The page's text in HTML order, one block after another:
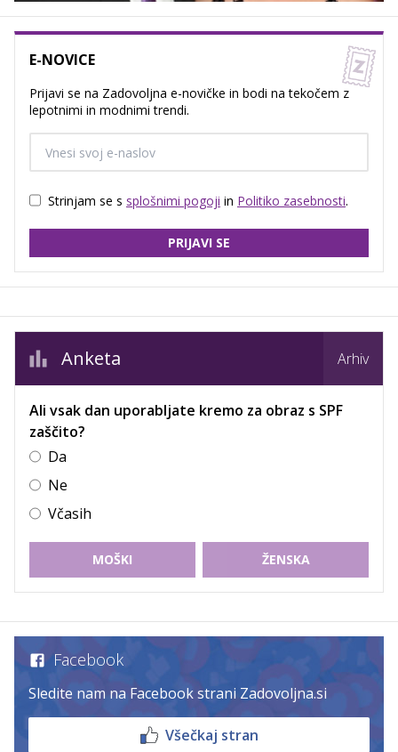
E-NOVICE
Prijavi se na Zadovoljna e-novičke in bodi na tekočem z
lepotnimi in modnimi trendi.
Strinjam se s splošnimi pogoji in Politiko zasebnosti.
PRIJAVI SE
Anketa Arhiv
Ali vsak dan uporabljate kremo za obraz s SPF
zaščito?
Da
Ne
Včasih
MOŠKI ŽENSKA
Facebook
Sledite nam na Facebook strani Zadovoljna.si
Všečkaj stran